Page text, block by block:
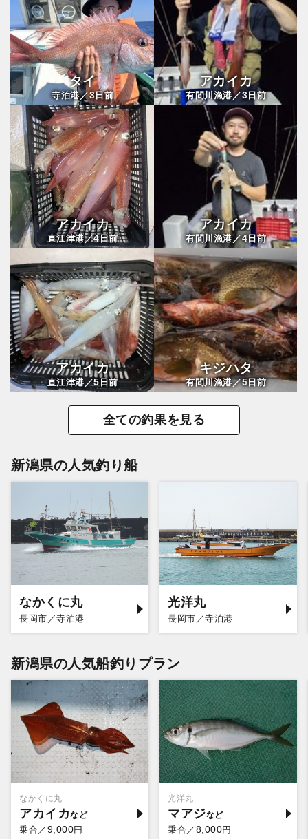
タイ
寺泊港／3日前
アカイカ
有間川漁港／3日前
アカイカ
直江津港／4日前
アカイカ
有間川漁港／4日前
アカイカ
直江津港／5 日前
キジハタ
有間川漁港／5日前
全ての釣果を見る
新潟県の人気釣り船
なかくに丸
長岡市／寺泊港
光洋丸
長岡市／寺泊港
新潟県の人気船釣りプラン
なかくに丸
アカイカ
乗合／ 9,000円
光洋丸
マアジ
乗合／ 8,000円